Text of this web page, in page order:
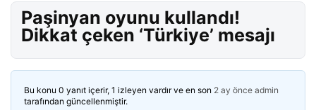
Paşinyan oyunu kullandı!
Dikkat çeken ‘Türkiye’ mesajı
Bu konu 0 yanıt içerir, 1 izleyen vardır ve en son 2 ay önce admin
tarafından güncellenmiştir.